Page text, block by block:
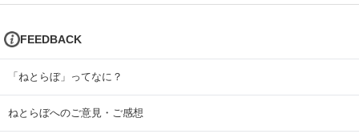
FEEDBACK
「ねとらぼ」ってなに？
ねとらぼへのご意見・ご感想